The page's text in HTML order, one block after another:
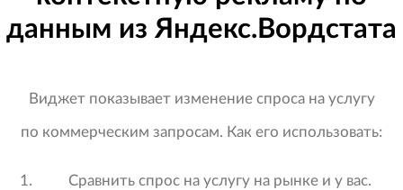
данным из Яндекс.Вордстата
Виджет показывает изменение спроса на услугу
по коммерческим запросам. Как его использовать:
Сравнить спрос на услугу на рынке и у вас.